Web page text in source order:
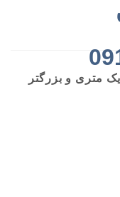
متری و بزرگتر